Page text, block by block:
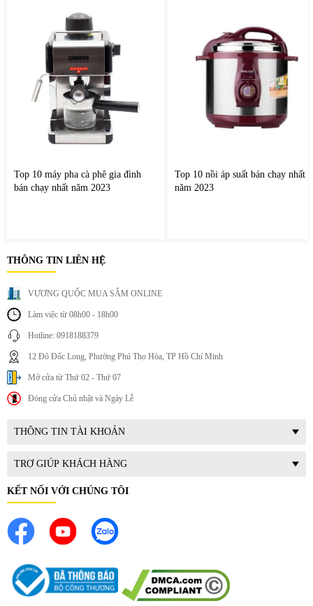
Top 10 máy pha cà phê gia đình
bán chạy nhất năm 2023
Top 10 nồi áp suất bán chạy nhất
năm 2023
THÔNG TIN LIÊN HỆ
VƯƠNG QUỐC MUA SẮM ONLINE
Làm việc từ 08h00 - 18h00
Hotline: 0918188379
12 Đô Đốc Long, Phường Phú Thọ Hòa, TP Hồ Chí Minh
Mở cửa từ Thứ 02 - Thứ 07
Đóng cửa Chủ nhật và Ngày Lễ
THÔNG TIN TÀI KHOẢN
TRỢ GIÚP KHÁCH HÀNG
KẾT NỐI VỚI CHÚNG TÔI